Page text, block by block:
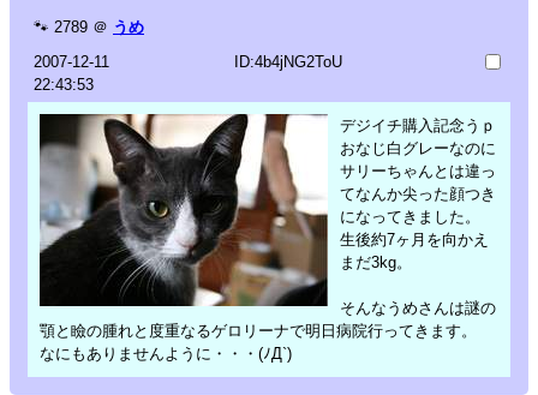
🐾 2789 ＠ うめ
2007-12-11
22:43:53
ID:4b4jNG2ToU
デジイチ購入記念うｐ
おなじ白グレーなのに
サリーちゃんとは違っ
てなんか尖った顔つき
になってきました。
生後約7ヶ月を向かえ
まだ3kg。
そんなうめさんは謎の
顎と瞼の腫れと度重なるゲロリーナで明日病院行ってきます。
なにもありませんように・・・(ﾉД`)